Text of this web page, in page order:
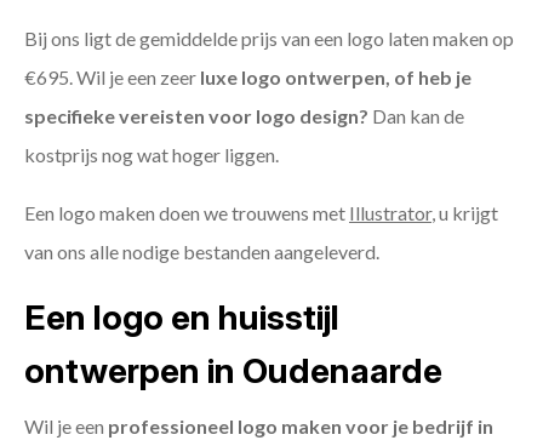
Bij ons ligt de gemiddelde prijs van een logo laten maken op
€695. Wil je een zeer luxe logo ontwerpen, of heb je
specifieke vereisten voor logo design? Dan kan de
kostprijs nog wat hoger liggen.
Een logo maken doen we trouwens met Illustrator, u krijgt
van ons alle nodige bestanden aangeleverd.
Een logo en huisstijl
ontwerpen in Oudenaarde
Wil je een professioneel logo maken voor je bedrijf in